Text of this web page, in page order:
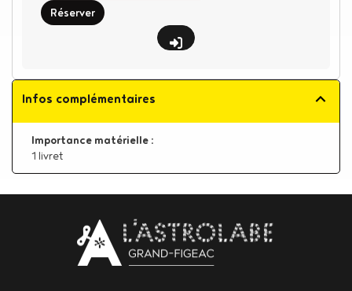
Réserver
Infos complémentaires
Importance matérielle :
1 livret